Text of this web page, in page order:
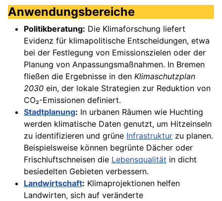
Anwendungsbereiche
Politikberatung: Die Klimaforschung liefert
Evidenz für klimapolitische Entscheidungen, etwa
bei der Festlegung von Emissionszielen oder der
Planung von Anpassungsmaßnahmen. In Bremen
fließen die Ergebnisse in den Klimaschutzplan
2030 ein, der lokale Strategien zur Reduktion von
CO₂-Emissionen definiert.
Stadtplanung: In urbanen Räumen wie Huchting
werden klimatische Daten genutzt, um Hitzeinseln
zu identifizieren und grüne Infrastruktur zu planen.
Beispielsweise können begrünte Dächer oder
Frischluftschneisen die Lebensqualität in dicht
besiedelten Gebieten verbessern.
Landwirtschaft: Klimaprojektionen helfen
Landwirten, sich auf veränderte